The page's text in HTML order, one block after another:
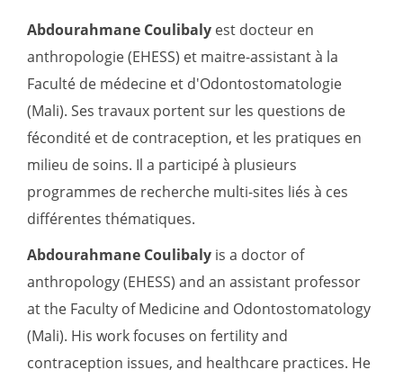
Abdourahmane Coulibaly est docteur en
anthropologie (EHESS) et maitre-assistant à la
Faculté de médecine et d'Odontostomatologie
(Mali). Ses travaux portent sur les questions de
fécondité et de contraception, et les pratiques en
milieu de soins. Il a participé à plusieurs
programmes de recherche multi-sites liés à ces
différentes thématiques.
Abdourahmane Coulibaly is a doctor of
anthropology (EHESS) and an assistant professor
at the Faculty of Medicine and Odontostomatology
(Mali). His work focuses on fertility and
contraception issues, and healthcare practices. He